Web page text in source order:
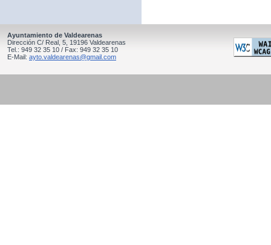
Ayuntamiento de Valdearenas
Dirección C/ Real, 5, 19196 Valdearenas
Tel.: 949 32 35 10 / Fax: 949 32 35 10
E-Mail: ayto.valdearenas@gmail.com